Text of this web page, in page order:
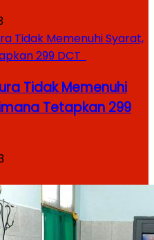
Tidak Memenuhi
Tetapkan 299